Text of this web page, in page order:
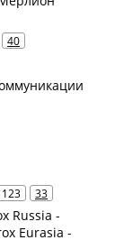
40
33
Russia -
Eurasia -